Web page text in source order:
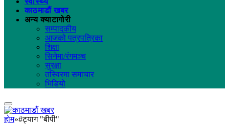
काठमाडौं खबर
अन्य क्याटागोरी
सम्पादकीय
आजको पत्रपत्रिका
शिक्षा
सिनेमा/रंगमञ्च
सुरक्षा
तस्विरमा समाचार
भिडियो
होम»#ट्याग "बीपी"